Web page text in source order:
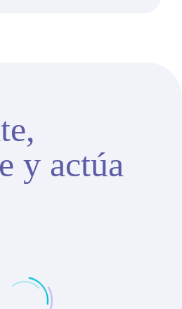
y actúa
principiantes
material